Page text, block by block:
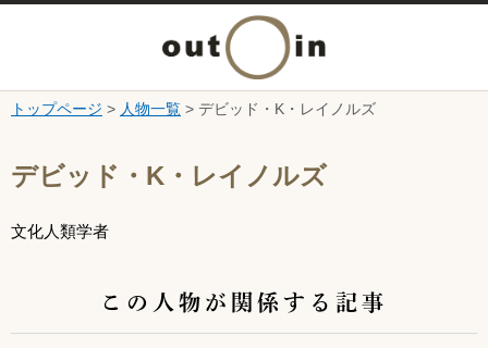
本文へ
ニ
ー
を
トップページ > 人物一覧 > デビッド・K・レイノルズ
デビッド・K・レイノルズ
文化人類学者
この人物が関係する記事